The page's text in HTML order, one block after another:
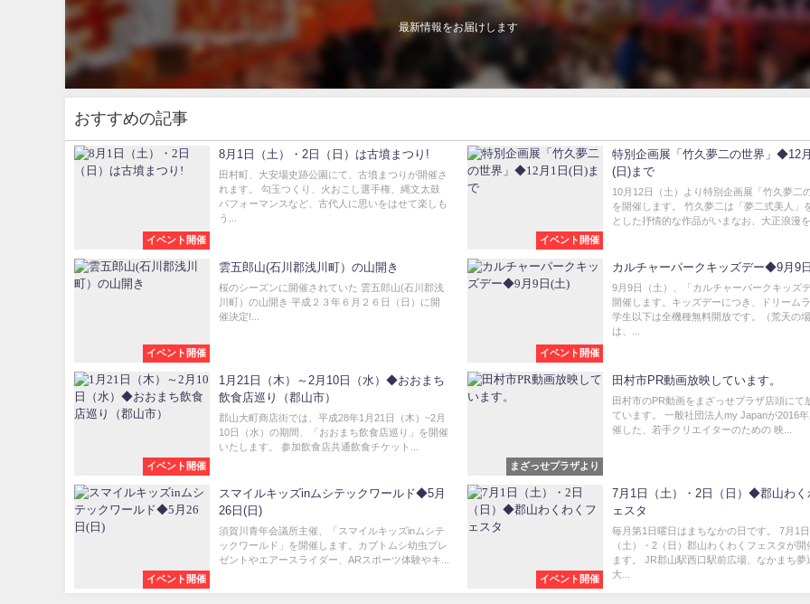
最新情報をお届けします
おすすめの記事
イベント開催
8月1日（土）・2日（日）は古墳まつり!
田村町、大安場史跡公園にて、古墳まつりが開催さ
れます。 勾玉つくり、火おこし選手権、縄文太鼓
パフォーマンスなど、古代人に思いをはせて楽しも
う...
イベント開催
特別企画展「竹久夢二の世界」◆12
(日)まで
10月12日（土）より特別企画展「竹久夢二
を開催します。 竹久夢二は「夢二式美人」
とした抒情的な作品がいまなお、大正浪漫
イベント開催
雲五郎山(石川郡浅川町）の山開き
桜のシーズンに開催されていた 雲五郎山(石川郡浅
川町）の山開き 平成２３年６月２６日（日）に開
催決定!...
イベント開催
カルチャーパークキッズデー◆9月9
9月9日（土）、「カルチャーパークキッズ
開催します。キッズデーにつき、ドリーム
学生以下は全機種無料開放です。（荒天の
は、...
イベント開催
1月21日（木）～2月10日（水）◆おおまち
飲食店巡り（郡山市）
郡山大町商店街では、平成28年1月21日（木）~2月
10日（水）の期間、「おおまち飲食店巡り」を開催
いたします。 参加飲食店共通飲食チケット...
まざっせプラザより
田村市PR動画放映しています。
田村市のPR動画をまざっせプラザ店頭にて
ています。 一般社団法人my Japanが2016年
催した、若手クリエイターのための 映...
イベント開催
スマイルキッズinムシテックワールド◆5月
26日(日)
須賀川青年会議所主催、「スマイルキッズinムシテ
ックワールド」を開催します。カブトムシ幼虫プレ
ゼントやエアースライダー、ARスポーツ体験やキ...
イベント開催
7月1日（土）・2日（日）◆郡山わく
ェスタ
毎月第1日曜日はまちなかの日です。 7月1日
（土）・2（日）郡山わくわくフェスタが開
ます。 JR郡山駅西口駅前広場、なかまち夢
大...